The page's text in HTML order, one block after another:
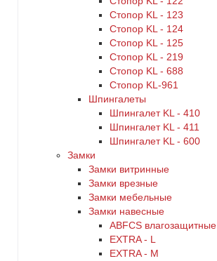
Стопор KL - 123
Стопор KL - 124
Стопор KL - 125
Стопор KL - 219
Стопор KL - 688
Стопор KL-961
Шпингалеты
Шпингалет KL - 410
Шпингалет KL - 411
Шпингалет KL - 600
Замки
Замки витринные
Замки врезные
Замки мебельные
Замки навесные
ABFCS влагозащитные
EXTRA - L
EXTRA - М